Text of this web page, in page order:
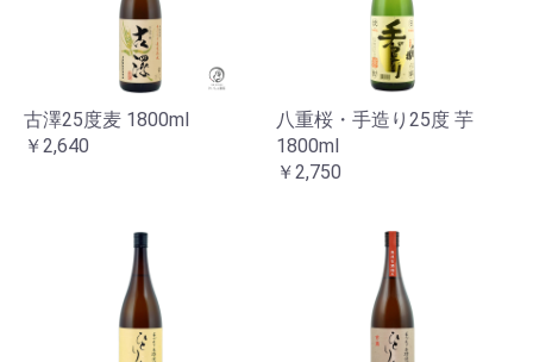
古澤25度麦 1800ml
￥2,640
八重桜・手造り25度 芋
1800ml
￥2,750
お買い物を続ける カートへ進む